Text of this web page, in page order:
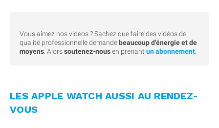
Vous aimez nos videos ? Sachez que faire des vidéos de
qualité professionnelle demande beaucoup d'énergie et de
moyens . Alorssoutenez-nousen prenant un abonnement
LES APPLE WATCH AUSSI AU RENDEZ-
VOUS